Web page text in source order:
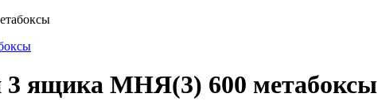
ящика МНЯ(3) 600 метабоксы